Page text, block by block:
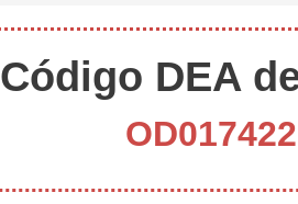
Código DEA